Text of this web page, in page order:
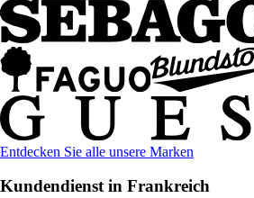
Entdecken Sie alle unsere Marken
Kundendienst in Frankreich